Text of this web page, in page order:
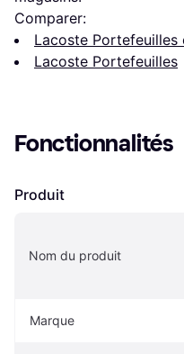
Comparer:
Lacoste
Lacoste Portefeuilles
Fonctionnalités
Produit
Nom du produit
Marque